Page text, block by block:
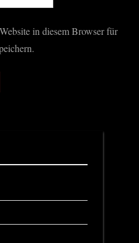
in diesem Browser für